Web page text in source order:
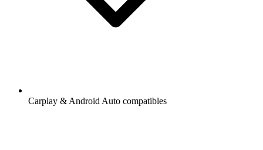
Carplay & Android Auto compatibles